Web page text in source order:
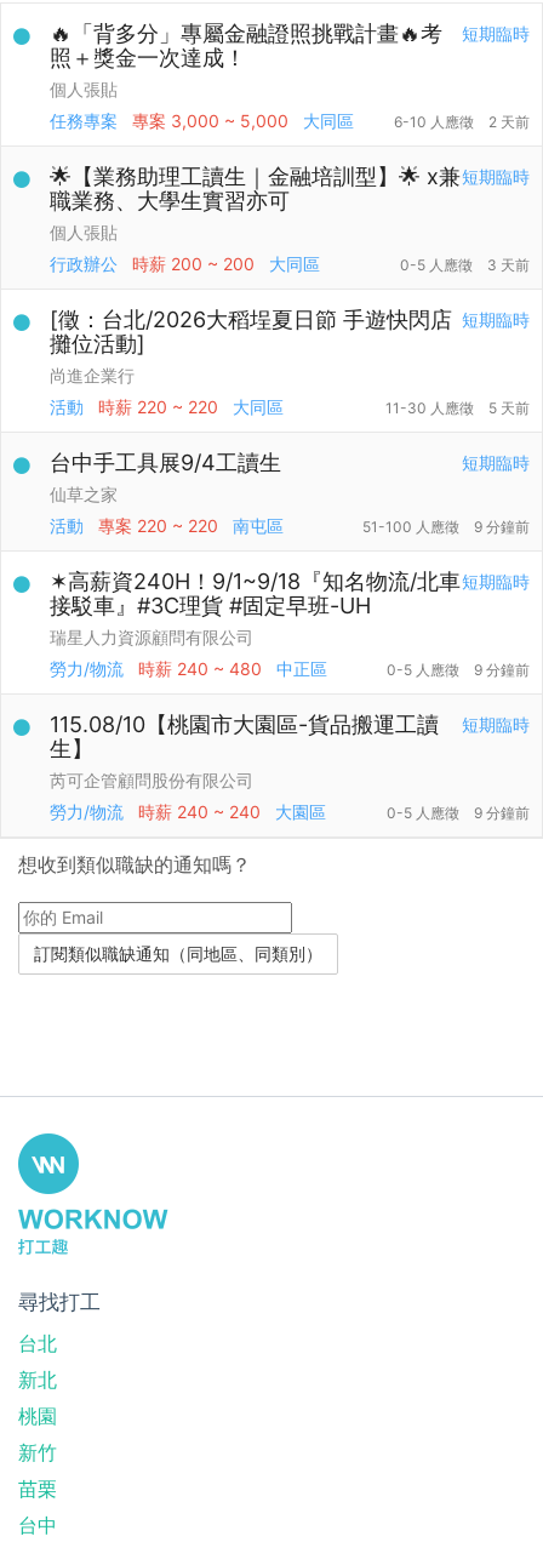
短期臨時
🔥「背多分」專屬金融證照挑戰計畫🔥考
照＋獎金一次達成！
個人張貼
任務專案
專案 3,000 ~ 5,000 大同區 6-10 人應徵 2 天前
短期臨時
🌟【業務助理工讀生｜金融培訓型】🌟 x兼
職業務、大學生實習亦可
個人張貼
行政辦公
時薪 200 ~ 200 大同區 0-5 人應徵 3 天前
短期臨時
[徵：台北/2026大稻埕夏日節 手遊快閃店
攤位活動]
尚進企業行
活動
時薪 220 ~ 220 大同區 11-30 人應徵 5 天前
短期臨時
台中手工具展9/4工讀生
仙草之家
活動
專案 220 ~ 220 南屯區 51-100 人應徵 9 分鐘前
短期臨時
✶高薪資240H！9/1~9/18『知名物流/北車
接駁車』#3C理貨 #固定早班-UH
瑞星人力資源顧問有限公司
勞力/物流
時薪 240 ~ 480 中正區 0-5 人應徵 9 分鐘前
短期臨時
115.08/10【桃園市大園區-貨品搬運工讀
生】
芮可企管顧問股份有限公司
勞力/物流
時薪 240 ~ 240 大園區 0-5 人應徵 9 分鐘前
想收到類似職缺的通知嗎？
尋找打工
台北
新北
桃園
新竹
苗栗
台中